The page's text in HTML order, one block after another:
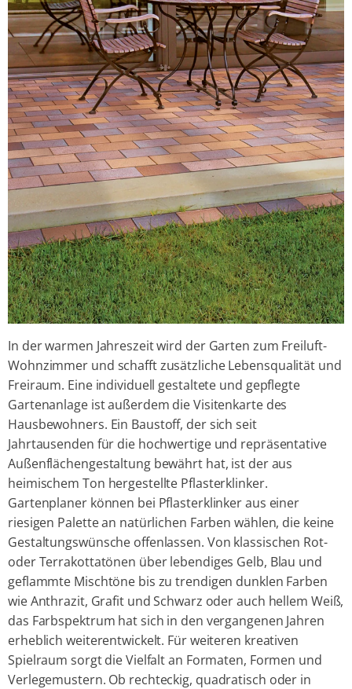
In der warmen Jahreszeit wird der Garten zum Freiluft-
Wohnzimmer und schafft zusätzliche Lebensqualität und
Freiraum. Eine individuell gestaltete und gepflegte
Gartenanlage ist außerdem die Visitenkarte des
Hausbewohners. Ein Baustoff, der sich seit
Jahrtausenden für die hochwertige und repräsentative
Außenflächengestaltung bewährt hat, ist der aus
heimischem Ton hergestellte Pflasterklinker.
Gartenplaner können bei Pflasterklinker aus einer
riesigen Palette an natürlichen Farben wählen, die keine
Gestaltungswünsche offenlassen. Von klassischen Rot-
oder Terrakottatönen über lebendiges Gelb, Blau und
geflammte Mischtöne bis zu trendigen dunklen Farben
wie Anthrazit, Grafit und Schwarz oder auch hellem Weiß,
das Farbspektrum hat sich in den vergangenen Jahren
erheblich weiterentwickelt. Für weiteren kreativen
Spielraum sorgt die Vielfalt an Formaten, Formen und
Verlegemustern. Ob rechteckig, quadratisch oder in